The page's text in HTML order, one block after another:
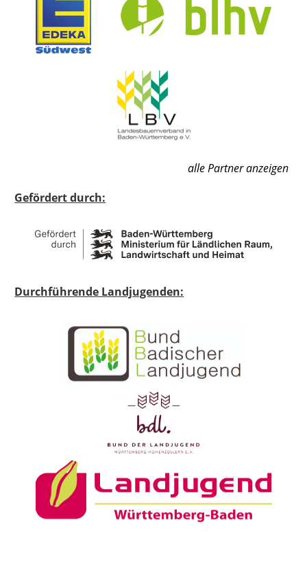
alle Partner anzeigen
Gefördert durch:
Durchführende Landjugenden: